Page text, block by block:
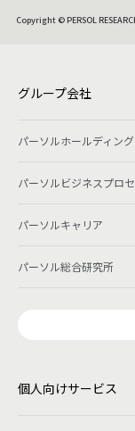
Copyright © PERSOL
グループ会社
パーソルホールディン
パーソルビジネスプロ
パーソルキャリア
パーソル総合研究所
個人向けサービス